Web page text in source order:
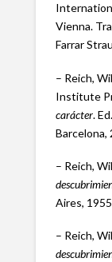
Vienna.
Farrar
– Reich,
Institute
carácter.
Barcelona,
– Reich,
Aires,
– Reich,